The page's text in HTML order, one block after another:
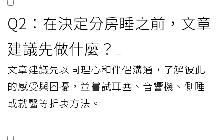
Q2：在決定分房睡之前，文章
建議先做什麼？
文章建議先以同理心和伴侶溝通，了解彼此
的感受與困擾，並嘗試耳塞、音響機、側睡
或就醫等折衷方法。